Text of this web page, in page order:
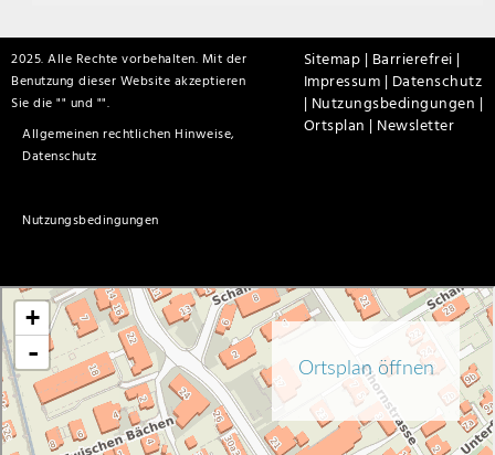
2025. Alle Rechte vorbehalten. Mit der
Benutzung dieser Website akzeptieren
Sie die "
Allgemeinen rechtlichen Hinweise,
Datenschutz
" und "
Nutzungsbedingungen
".
Sitemap | Barrierefrei |
Impressum | Datenschutz
| Nutzungsbedingungen |
Ortsplan | Newsletter